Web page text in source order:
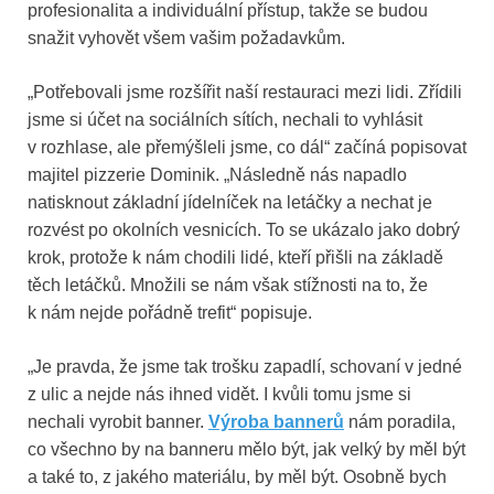
profesionalita a individuální přístup, takže se budou
snažit vyhovět všem vašim požadavkům.
„Potřebovali jsme rozšířit naší restauraci mezi lidi. Zřídili
jsme si účet na sociálních sítích, nechali to vyhlásit
v rozhlase, ale přemýšleli jsme, co dál“ začíná popisovat
majitel pizzerie Dominik. „Následně nás napadlo
natisknout základní jídelníček na letáčky a nechat je
rozvést po okolních vesnicích. To se ukázalo jako dobrý
krok, protože k nám chodili lidé, kteří přišli na základě
těch letáčků. Množili se nám však stížnosti na to, že
k nám nejde pořádně trefit“ popisuje.
„Je pravda, že jsme tak trošku zapadlí, schovaní v jedné
z ulic a nejde nás ihned vidět. I kvůli tomu jsme si
nechali vyrobit banner. Výroba bannerů nám poradila,
co všechno by na banneru mělo být, jak velký by měl být
a také to, z jakého materiálu, by měl být. Osobně bych